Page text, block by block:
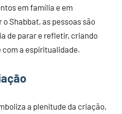
em família e em
Shabbat, as pessoas são
de parar e refletir, criando
a espiritualidade.
a plenitude da criação,